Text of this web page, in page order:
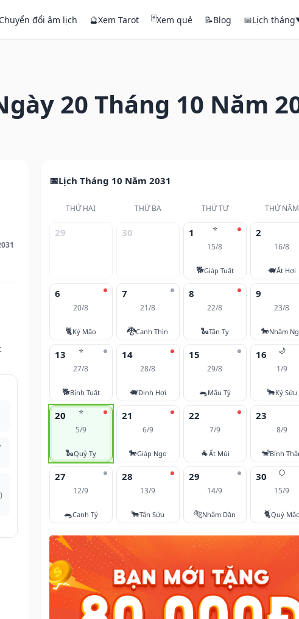
Chuyển đổi âm lịch 🔮Xem Tarot 🃏Xem quẻ 📝Blog 📅Lịch tháng
20 Tháng 10 Năm
Lịch Tháng 10 Năm 2031
THỨ HAI THỨ BA THỨ TƯ THỨ NĂM
29 30 ⭐
1
15/8
🐕Giáp Tuất
2
16/8
🐖Ất Hợi
6
20/8
🐈Kỷ Mão
7
21/8
🐉Canh Thìn
8
22/8
🐍Tân Tỵ
9
23/8
🐎Nhâm
⭐
13
27/8
🐕Bính Tuất
14
28/8
🐖Đinh Hợi
15
29/8
🐀Mậu Tý
🌙
16
1/9
🐂Kỷ Sửu
⭐
20
5/9
🐍Quý Tỵ
21
6/9
🐎Giáp Ngọ
22
7/9
🐐Ất Mùi
23
8/9
🐒Bính
27
12/9
🐀Canh Tý
28
13/9
🐂Tân Sửu
29
14/9
🐅Nhâm Dần
🌕
30
15/9
🐈Quý Mão